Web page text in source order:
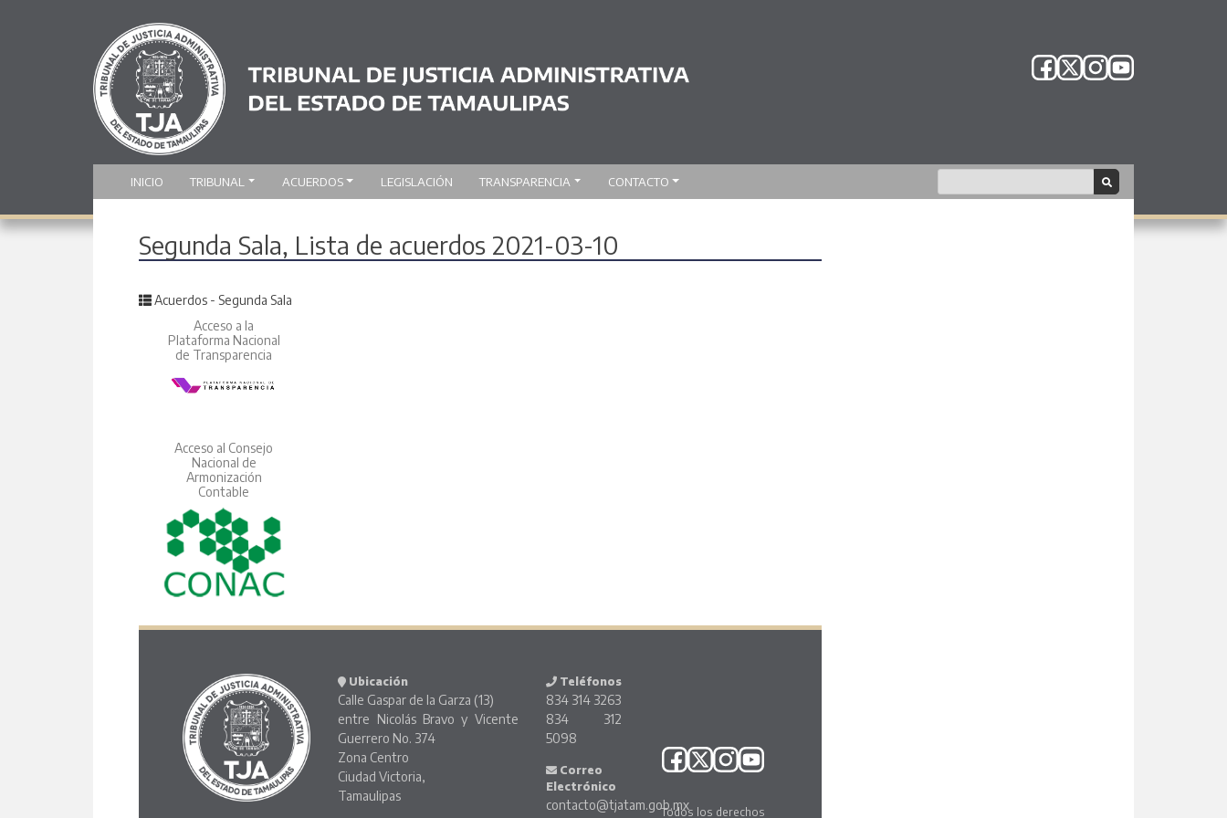
INICIO TRIBUNAL ACUERDOS LEGISLACIÓN TRANSPARENCIA CONTACTO
Segunda Sala, Lista de acuerdos 2021-03-10
Posted in
Acuerdos - Segunda Sala
Acceso a la
Plataforma Nacional
de Transparencia
Acceso al Consejo
Nacional de
Armonización
Contable
Ubicación
Calle Gaspar de la Garza (13)
entre Nicolás Bravo y Vicente
Guerrero No. 374
Zona Centro
Ciudad Victoria,
Tamaulipas
Teléfonos
834 314 3263
834 312
5098
Correo
Electrónico
contacto@tjatam.gob.mxTodos los derechos